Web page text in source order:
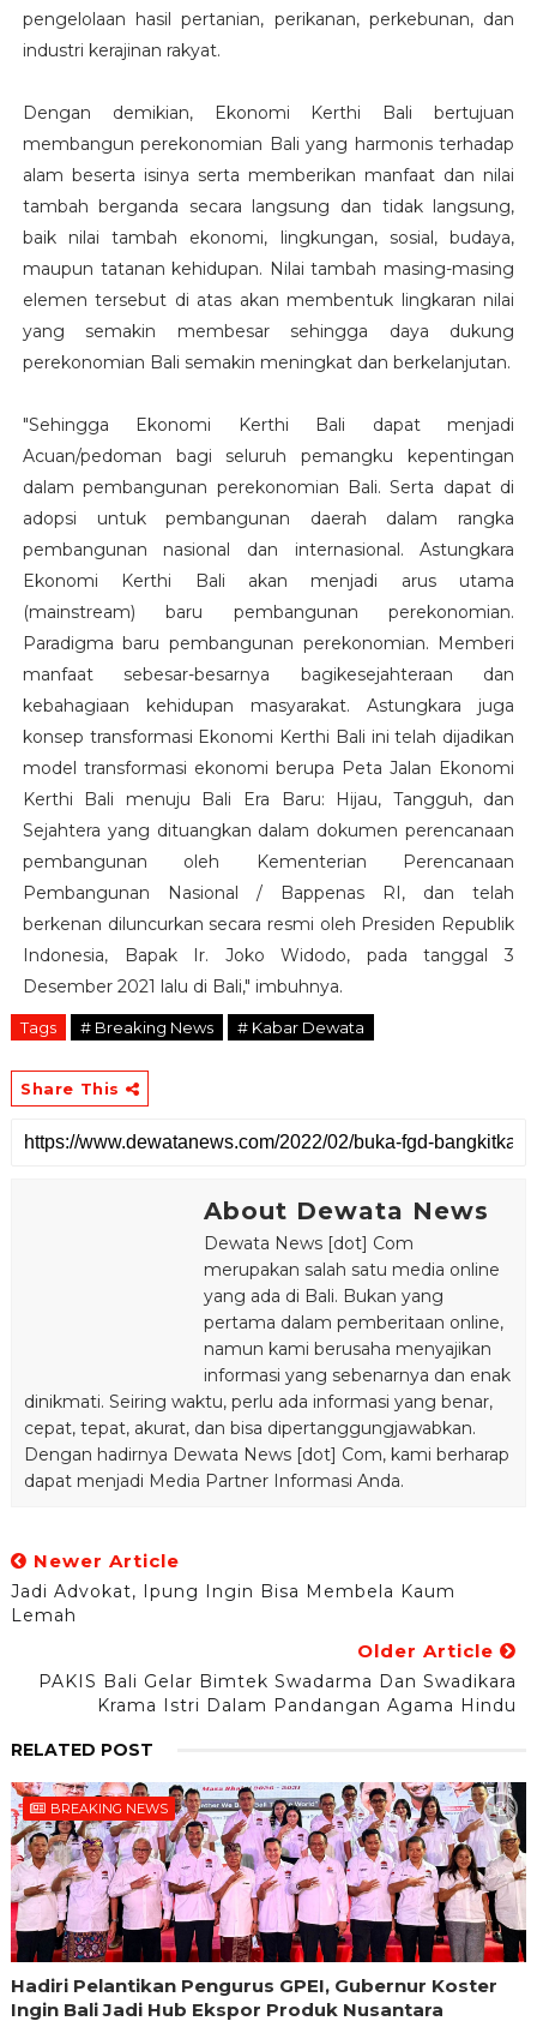
pengelolaan hasil pertanian, perikanan, perkebunan, dan
industri kerajinan rakyat.
Dengan demikian, Ekonomi Kerthi Bali bertujuan
membangun perekonomian Bali yang harmonis terhadap
alam beserta isinya serta memberikan manfaat dan nilai
tambah berganda secara langsung dan tidak langsung,
baik nilai tambah ekonomi, lingkungan, sosial, budaya,
maupun tatanan kehidupan. Nilai tambah masing-masing
elemen tersebut di atas akan membentuk lingkaran nilai
yang semakin membesar sehingga daya dukung
perekonomian Bali semakin meningkat dan berkelanjutan.
"Sehingga Ekonomi Kerthi Bali dapat menjadi
Acuan/pedoman bagi seluruh pemangku kepentingan
dalam pembangunan perekonomian Bali. Serta dapat di
adopsi untuk pembangunan daerah dalam rangka
pembangunan nasional dan internasional. Astungkara
Ekonomi Kerthi Bali akan menjadi arus utama
(mainstream) baru pembangunan perekonomian.
Paradigma baru pembangunan perekonomian. Memberi
manfaat sebesar-besarnya bagikesejahteraan dan
kebahagiaan kehidupan masyarakat. Astungkara juga
konsep transformasi Ekonomi Kerthi Bali ini telah dijadikan
model transformasi ekonomi berupa Peta Jalan Ekonomi
Kerthi Bali menuju Bali Era Baru: Hijau, Tangguh, dan
Sejahtera yang dituangkan dalam dokumen perencanaan
pembangunan oleh Kementerian Perencanaan
Pembangunan Nasional / Bappenas RI, dan telah
berkenan diluncurkan secara resmi oleh Presiden Republik
Indonesia, Bapak Ir. Joko Widodo, pada tanggal 3
Desember 2021 lalu di Bali," imbuhnya.
Tags # Breaking News # Kabar Dewata
Share This
About Dewata News
Dewata News [dot] Com
merupakan salah satu media online
yang ada di Bali. Bukan yang
pertama dalam pemberitaan online,
namun kami berusaha menyajikan
informasi yang sebenarnya dan enak
dinikmati. Seiring waktu, perlu ada informasi yang benar,
cepat, tepat, akurat, dan bisa dipertanggungjawabkan.
Dengan hadirnya Dewata News [dot] Com, kami berharap
dapat menjadi Media Partner Informasi Anda.
Newer Article
Jadi Advokat, Ipung Ingin Bisa Membela Kaum
Lemah
Older Article
PAKIS Bali Gelar Bimtek Swadarma Dan Swadikara
Krama Istri Dalam Pandangan Agama Hindu
RELATED POST
BREAKING NEWS
Hadiri Pelantikan Pengurus GPEI, Gubernur Koster
Ingin Bali Jadi Hub Ekspor Produk Nusantara